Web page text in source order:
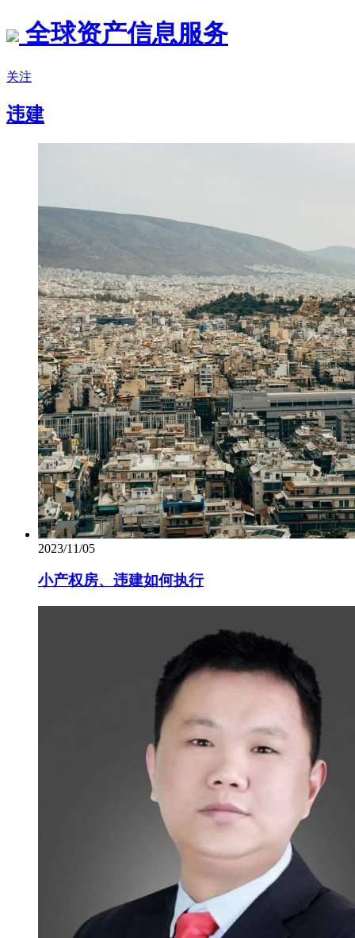
全球资产信息服务
关注
违建
2023/11/05
小产权房、违建如何执行